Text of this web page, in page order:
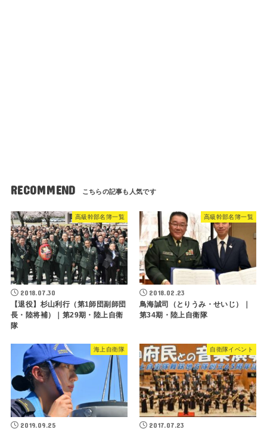
RECOMMEND
高級幹部名簿一覧
2018.07.30
【退役】杉山利行（第1師団副師団
長・陸将補）｜第29期・陸上自衛
隊
高級幹部名簿一覧
2018.02.23
鳥海誠司（とりうみ・せいじ）｜
第34期・陸上自衛隊
海上自衛隊
2019.09.25
自衛隊イベント
2017.07.23